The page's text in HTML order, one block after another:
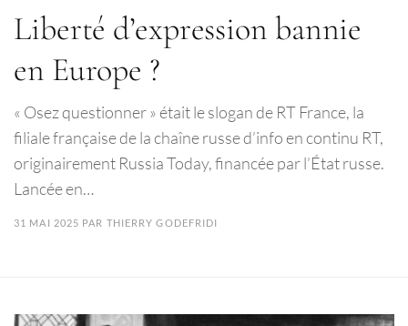
Liberté d’expression bannie
en Europe ?
« Osez questionner » était le slogan de RT France, la
filiale française de la chaîne russe d’info en continu RT,
originairement Russia Today, financée par l’État russe.
Lancée en…
31 MAI 2025 PAR THIERRY GODEFRIDI